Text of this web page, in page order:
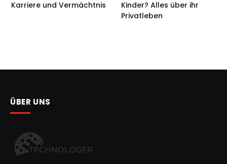
Karriere und Vermächtnis
Kinder? Alles über ihr
Privatleben
ÜBER UNS